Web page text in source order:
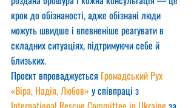
крок до обізнаності, адже обізнані люди
можуть швидше і впевненіше реагувати в
складних ситуаціях, підтримуючи себе й
близьких.
Проєкт впроваджується Громадський Рух
«Віра, Надія, Любов» у співпраці з